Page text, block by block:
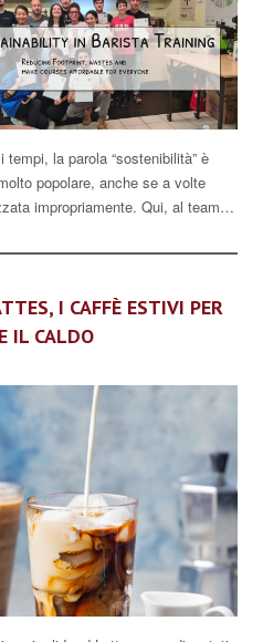
tempi, la parola “sostenibilità” è
popolare, anche se a volte
impropriamente. Qui, al team…
I CAFFÈ ESTIVI PER
IL CALDO